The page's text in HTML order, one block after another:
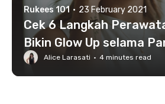
Rukees 101 · 23 February 2021
Cek 6 Langkah
Bikin Glow Up selama
Alice Larasati · 4 minutes read